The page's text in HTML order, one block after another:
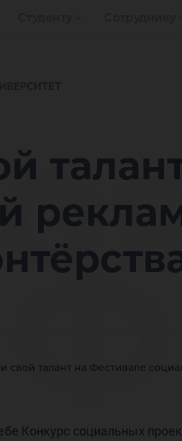
свой талант на Фестивале
Конкурс социальных